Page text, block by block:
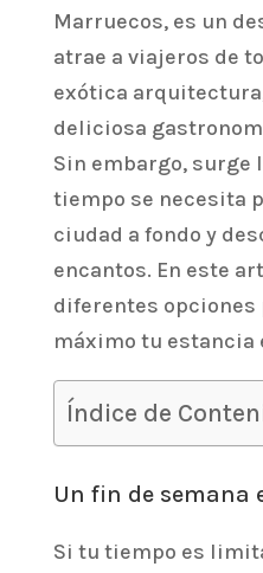
Marruecos, es un
atrae a viajeros de
exótica
deliciosa
Sin embargo, surge
tiempo se necesita
ciudad a fondo y
encantos. En este
diferentes opciones
máximo tu estancia
Índice de
Un fin de semana
Si tu tiempo es